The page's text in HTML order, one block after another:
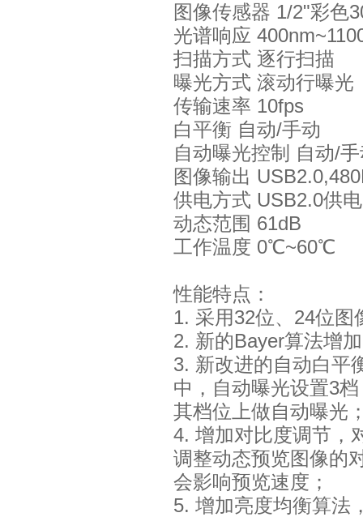
图像传感器 1/2"彩色
光谱响应
扫描方式 逐行扫描
曝光方式 滚动行曝光
传输速率 10fps
白平衡 自动/手动
自动曝光控制 自动/
图像输出
供电方式 USB2.0供电
动态范围 61dB
工作温度 0℃~60℃
性能特点：
1. 采用32位、24位
2. 新的Bayer算法增
3. 新改进的自动白平
中，自动曝光设置3
其档位上做自动曝光
4. 增加对比度调节，
调整动态预览图像的
会影响预览速度；
5. 增加亮度均衡算法